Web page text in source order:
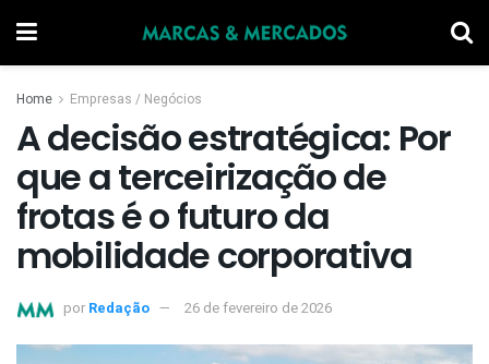
Home Empresas / Negócios
A decisão estratégica: Por
que a terceirização de
frotas é o futuro da
mobilidade corporativa
por Redação 26 de fevereiro de 2026